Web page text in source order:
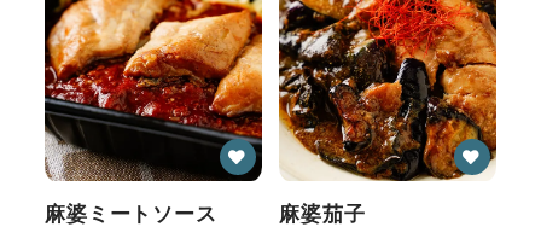
麻婆ミートソース 麻婆茄子